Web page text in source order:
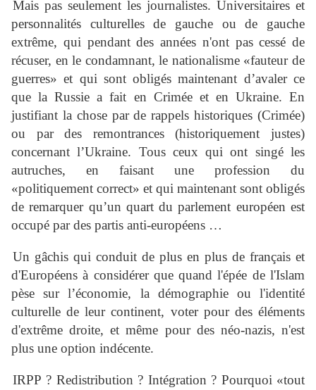
Mais pas seulement les journalistes. Universitaires et
personnalités culturelles de gauche ou de gauche
extrême, qui pendant des années n'ont pas cessé de
récuser, en le condamnant, le nationalisme «fauteur de
guerres» et qui sont obligés maintenant d’avaler ce
que la Russie a fait en Crimée et en Ukraine. En
justifiant la chose par de rappels historiques (Crimée)
ou par des remontrances (historiquement justes)
concernant l’Ukraine. Tous ceux qui ont singé les
autruches, en faisant une profession du
«politiquement correct» et qui maintenant sont obligés
de remarquer qu’un quart du parlement européen est
occupé par des partis anti-européens …
Un gâchis qui conduit de plus en plus de français et
d'Européens à considérer que quand l'épée de l'Islam
pèse sur l’économie, la démographie ou l'identité
culturelle de leur continent, voter pour des éléments
d'extrême droite, et même pour des néo-nazis, n'est
plus une option indécente.
IRPP ? Redistribution ? Intégration ? Pourquoi «tout